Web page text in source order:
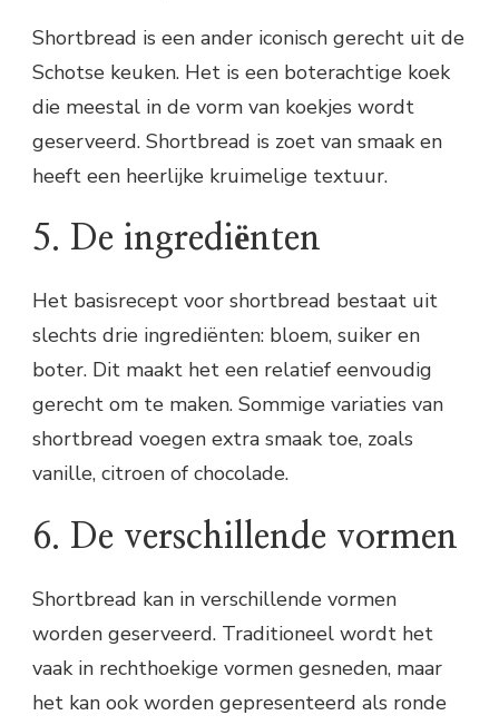
Shortbread is een ander iconisch gerecht uit de
Schotse keuken. Het is een boterachtige koek
die meestal in de vorm van koekjes wordt
geserveerd. Shortbread is zoet van smaak en
heeft een heerlijke kruimelige textuur.
5. De ingrediënten
Het basisrecept voor shortbread bestaat uit
slechts drie ingrediënten: bloem, suiker en
boter. Dit maakt het een relatief eenvoudig
gerecht om te maken. Sommige variaties van
shortbread voegen extra smaak toe, zoals
vanille, citroen of chocolade.
6. De verschillende vormen
Shortbread kan in verschillende vormen
worden geserveerd. Traditioneel wordt het
vaak in rechthoekige vormen gesneden, maar
het kan ook worden gepresenteerd als ronde